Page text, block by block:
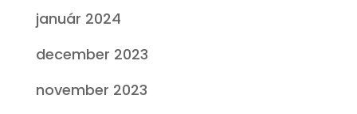
január 2024
december 2023
november 2023